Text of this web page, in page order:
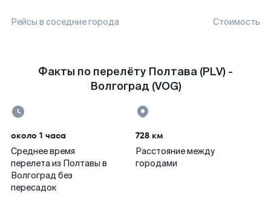
Рейсы в соседние города Стоимость
Факты по перелёту Полтава (PLV) -
Волгоград (VOG)
около 1 часа
Среднее время
перелета из Полтавы в
Волгоград без
пересадок
728 км
Расстояние между
городами